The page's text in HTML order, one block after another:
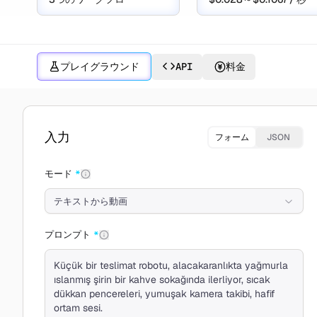
プレイグラウンド API 料金
Seedance 2.0 Miniで作成
入力 フォーム JSON
モード *
テキストから動画
プロンプト *